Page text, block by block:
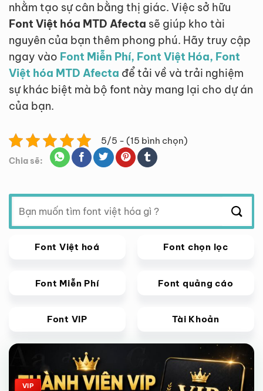
nhằm tạo sự cân bằng thị giác. Việc sở hữu
Font Việt hóa MTD Afecta sẽ giúp kho tài
nguyên của bạn thêm phong phú. Hãy truy cập
ngay vào Font Miễn Phí, Font Việt Hóa, Font
Việt hóa MTD Afecta để tải về và trải nghiệm
sự khác biệt mà bộ font này mang lại cho dự án
của bạn.
5/5 - (15 bình chọn)
Chia sẽ:
Tìm
kiếm:
Font Việt hoá Font chọn lọc
Font Miễn Phí Font quảng cáo
Font VIP Tài Khoản
Giảm giá!
VIP